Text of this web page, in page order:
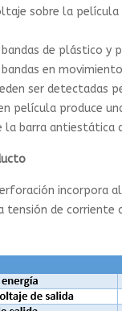
sobre la
de plástico y
en
ser detectadas
película produce
barra antiestática
incorpora
de corriente